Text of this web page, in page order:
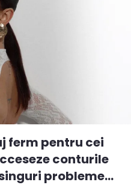
ferm pentru cei
conturile
probleme...